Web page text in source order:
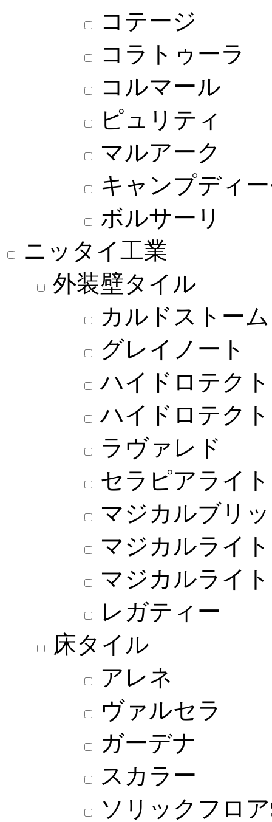
コテージ
コラトゥーラ
コルマール
ピュリティ
マルアーク
キャンプディ
ボルサーリ
ニッタイ工業
外装壁タイル
カルドストーム
グレイノート
ハイドロテク
ハイドロテク
ラヴァレド
セラピアライ
マジカルブリ
マジカルライ
マジカルライ
レガティー
床タイル
アレネ
ヴァルセラ
ガーデナ
スカラー
ソリックフロ